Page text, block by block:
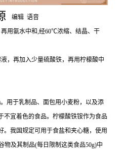
编辑 语音
再用氨水中和,经60℃浓缩、结晶、干
液，再加入少量硫酸铁，再用柠檬酸中
用于乳制品、面包用小麦粉，以及添
不宜着色的食品。柠檬酸铁铵作为食品
。我国规定可用于食盐和夹心糖，使用
物及其制品(每日限制这类食品50g)中